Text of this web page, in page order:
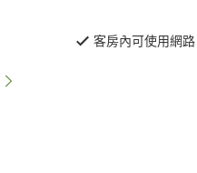
客房內可使用網路